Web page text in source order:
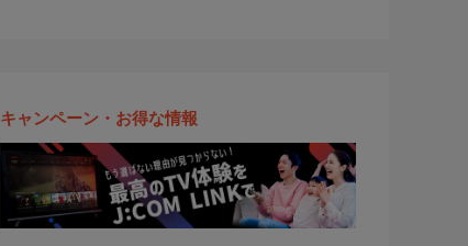
キャンペーン・お得な情報